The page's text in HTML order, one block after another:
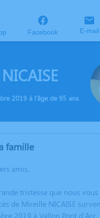
Facebook E-mail
2019 à l'âge de 95 ans
famille
amis,
tristesse que nous vous
de Mireille NICAISE
2019 à Vallon Pont d'Arc.